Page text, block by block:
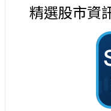
精選股市資